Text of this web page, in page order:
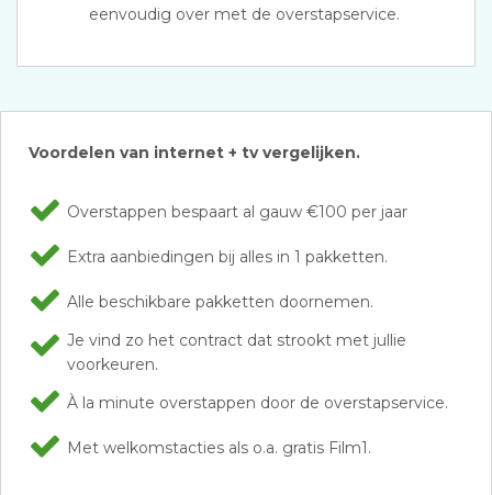
eenvoudig over met de overstapservice.
Voordelen van internet + tv vergelijken.
Overstappen bespaart al gauw €100 per jaar
Extra aanbiedingen bij alles in 1 pakketten.
Alle beschikbare pakketten doornemen.
Je vind zo het contract dat strookt met jullie
voorkeuren.
À la minute overstappen door de overstapservice.
Met welkomstacties als o.a. gratis Film1.